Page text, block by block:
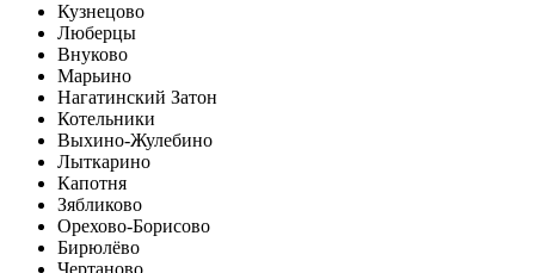
Кузнецово
Люберцы
Внуково
Марьино
Нагатинский Затон
Котельники
Выхино-Жулебино
Лыткарино
Капотня
Зябликово
Орехово-Борисово
Бирюлёво